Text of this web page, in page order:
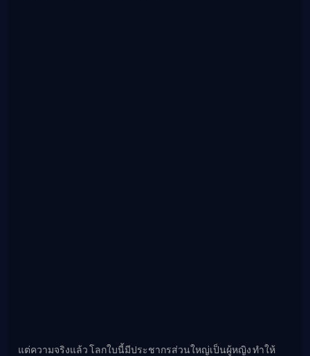
แต่ความจริงแล้ว โลกใบนี้มีประชากรส่วนใหญ่เป็นผู้หญิง ทำให้